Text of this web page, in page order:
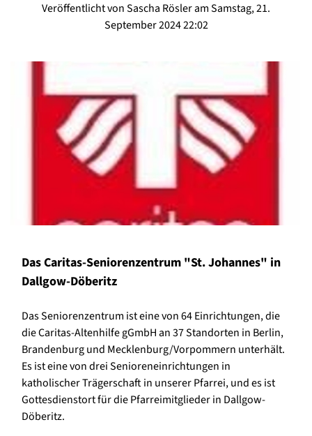
Veröffentlicht von Sascha Rösler am Samstag, 21.
September 2024 22:02
Das Caritas-Seniorenzentrum "St. Johannes" in
Dallgow-Döberitz
Das Seniorenzentrum ist eine von 64 Einrichtungen, die
die Caritas-Altenhilfe gGmbH an 37 Standorten in Berlin,
Brandenburg und Mecklenburg/Vorpommern unterhält.
Es ist eine von drei Senioreneinrichtungen in
katholischer Trägerschaft in unserer Pfarrei, und es ist
Gottesdienstort für die Pfarreimitglieder in Dallgow-
Döberitz.